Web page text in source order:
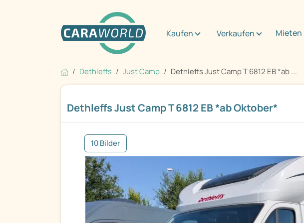
Kaufen Verkaufen Mieten
Dethleffs Just Camp Dethleffs Just Camp T 6812 EB *ab ...
Dethleffs Just Camp T 6812 EB *ab Oktober*
10 Bilder